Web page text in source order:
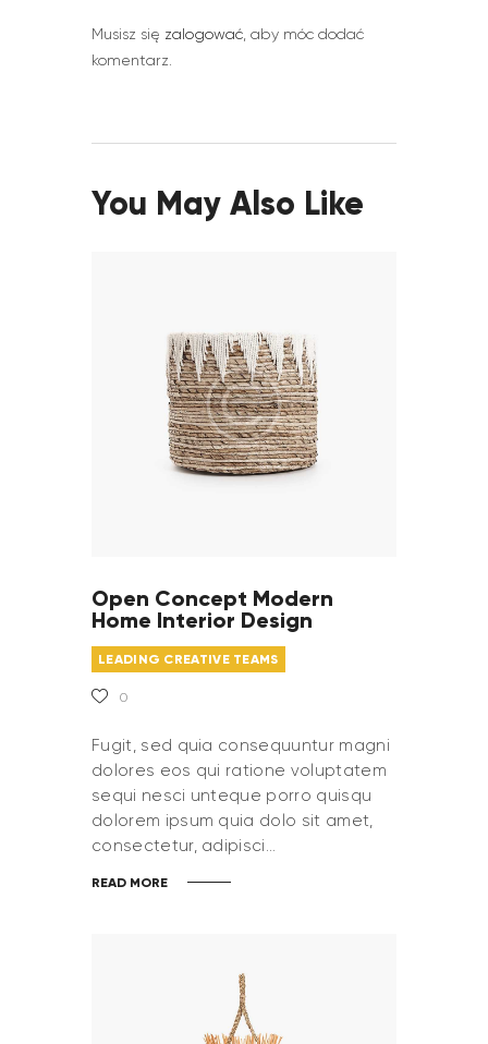
Musisz się zalogować , aby móc dodać
komentarz.
You May Also Like
Open Concept Modern
Home Interior Design
LEADING CREATIVE TEAMS
0
Fugit, sed quia consequuntur magni
dolores eos qui ratione voluptatem
sequi nesci unteque porro quisqu
dolorem ipsum quia dolo sit amet,
consectetur, adipisci…
READ MORE